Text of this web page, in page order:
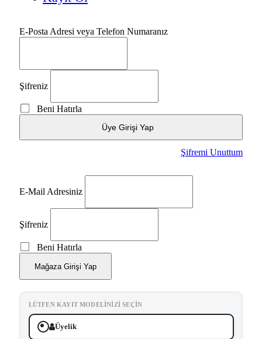
E-Posta Adresi veya Telefon Numaranız
Şifreniz
Beni Hatırla
Üye Girişi Yap
Şifremi Unuttum
E-Mail Adresiniz
Şifreniz
Beni Hatırla
Mağaza Girişi Yap
LÜTFEN KAYIT MODELINIZI SEÇIN
Üyelik